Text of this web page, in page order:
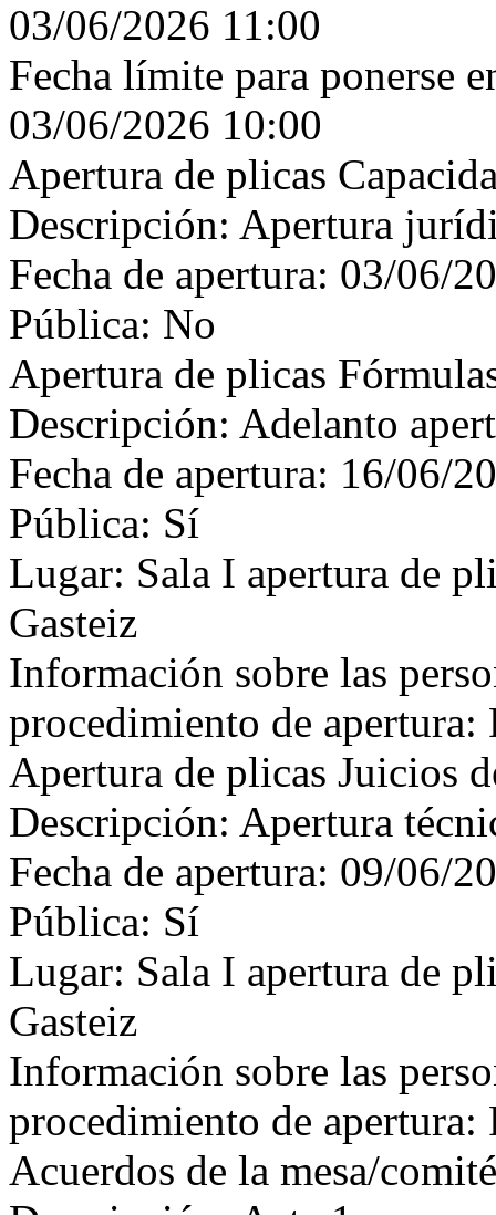
03/06/2026 11:00
Fecha límite para ponerse
03/06/2026 10:00
Apertura de plicas
Descripción: Apertura
Fecha de apertura: 03/06/
Pública: No
Apertura de plicas
Descripción: Adelanto
Fecha de apertura: 16/06/
Pública: Sí
Lugar: Sala I apertura de
Gasteiz
Información sobre las
procedimiento de apertura:
Apertura de plicas Juicios
Descripción: Apertura
Fecha de apertura: 09/06/
Pública: Sí
Lugar: Sala I apertura de
Gasteiz
Información sobre las
procedimiento de apertura:
Acuerdos de la mesa/comité